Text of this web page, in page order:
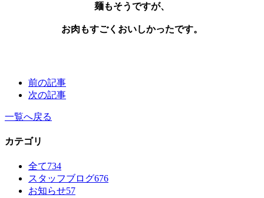
麺もそうですが、
お肉もすごくおいしかったです。
前の記事
次の記事
一覧へ戻る
カテゴリ
全て734
スタッフブログ676
お知らせ57